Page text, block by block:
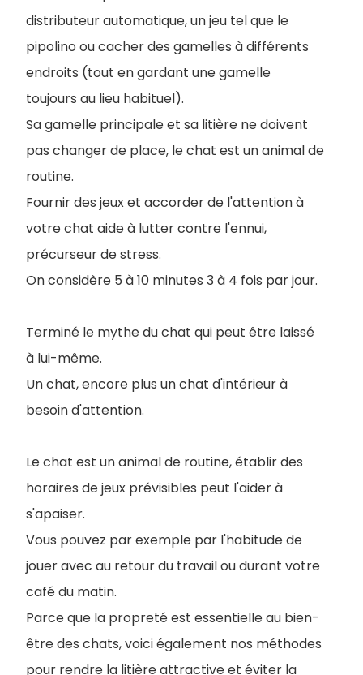
distributeur automatique, un jeu tel que le
pipolino ou cacher des gamelles à différents
endroits (tout en gardant une gamelle
toujours au lieu habituel).
Sa gamelle principale et sa litière ne doivent
pas changer de place, le chat est un animal de
routine.
Fournir des jeux et accorder de l'attention à
votre chat aide à lutter contre l'ennui,
précurseur de stress.
On considère 5 à 10 minutes 3 à 4 fois par jour.
Terminé le mythe du chat qui peut être laissé
à lui-même.
Un chat, encore plus un chat d'intérieur à
besoin d'attention.
Le chat est un animal de routine, établir des
horaires de jeux prévisibles peut l'aider à
s'apaiser.
Vous pouvez par exemple par l'habitude de
jouer avec au retour du travail ou durant votre
café du matin.
Parce que la propreté est essentielle au bien-
être des chats, voici également nos méthodes
pour rendre la litière attractive et éviter la